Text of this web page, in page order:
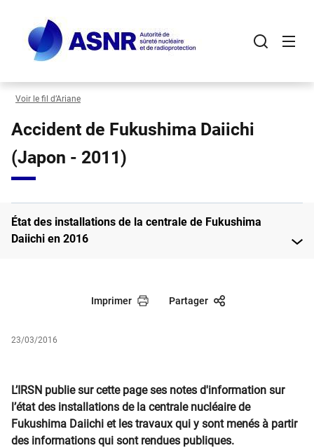
contenu
principal
Voir le fil d’Ariane
Accident de Fukushima Daiichi
(Japon - 2011)
État des installations de la centrale de Fukushima
Daiichi en 2016
Imprimer Partager
23/03/2016
L’IRSN publie sur cette page ses notes d'information sur
l’état des installations de la centrale nucléaire de
Fukushima Daiichi et les travaux qui y sont menés à partir
des informations qui sont rendues publiques.